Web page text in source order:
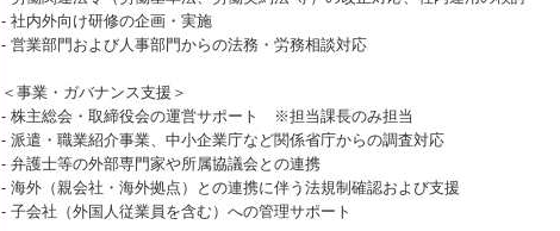
- 社内外向け研修の企画・実施
- 営業部門および人事部門からの法務・労務相談対応
＜事業・ガバナンス支援＞
- 株主総会・取締役会の運営サポート ※担当課長のみ担当
- 派遣・職業紹介事業、中小企業庁など関係省庁からの調査対応
- 弁護士等の外部専門家や所属協議会との連携
- 海外（親会社・海外拠点）との連携に伴う法規制確認および支援
- 子会社（外国人従業員を含む）への管理サポート